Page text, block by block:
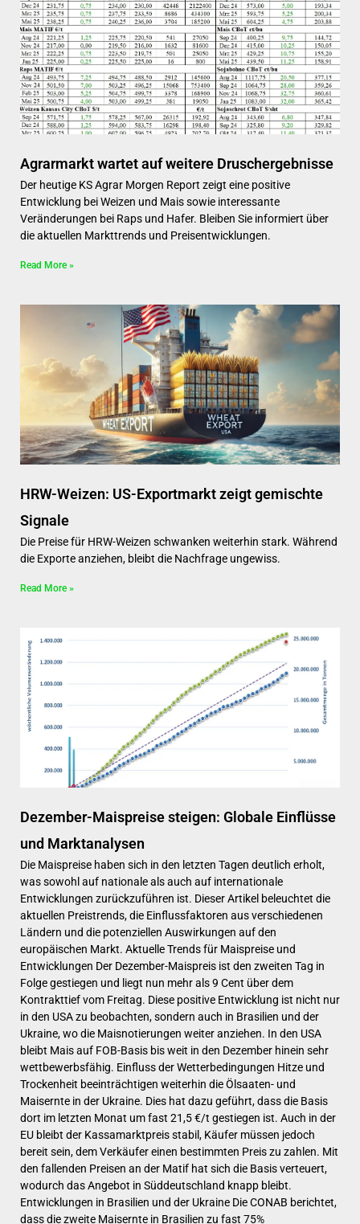
Agrarmarkt wartet auf weitere Druschergebnisse
Der heutige KS Agrar Morgen Report zeigt eine positive
Entwicklung bei Weizen und Mais sowie interessante
Veränderungen bei Raps und Hafer. Bleiben Sie informiert über
die aktuellen Markttrends und Preisentwicklungen.
Read More »
HRW-Weizen: US-Exportmarkt zeigt gemischte
Signale
Die Preise für HRW-Weizen schwanken weiterhin stark. Während
die Exporte anziehen, bleibt die Nachfrage ungewiss.
Read More »
Dezember-Maispreise steigen: Globale Einflüsse
und Marktanalysen
Die Maispreise haben sich in den letzten Tagen deutlich erholt,
was sowohl auf nationale als auch auf internationale
Entwicklungen zurückzuführen ist. Dieser Artikel beleuchtet die
aktuellen Preistrends, die Einflussfaktoren aus verschiedenen
Ländern und die potenziellen Auswirkungen auf den
europäischen Markt. Aktuelle Trends für Maispreise und
Entwicklungen Der Dezember-Maispreis ist den zweiten Tag in
Folge gestiegen und liegt nun mehr als 9 Cent über dem
Kontrakttief vom Freitag. Diese positive Entwicklung ist nicht nur
in den USA zu beobachten, sondern auch in Brasilien und der
Ukraine, wo die Maisnotierungen weiter anziehen. In den USA
bleibt Mais auf FOB-Basis bis weit in den Dezember hinein sehr
wettbewerbsfähig. Einfluss der Wetterbedingungen Hitze und
Trockenheit beeinträchtigen weiterhin die Ölsaaten- und
Maisernte in der Ukraine. Dies hat dazu geführt, dass die Basis
dort im letzten Monat um fast 21,5 €/t gestiegen ist. Auch in der
EU bleibt der Kassamarktpreis stabil, Käufer müssen jedoch
bereit sein, dem Verkäufer einen bestimmten Preis zu zahlen. Mit
den fallenden Preisen an der Matif hat sich die Basis verteuert,
wodurch das Angebot in Süddeutschland knapp bleibt.
Entwicklungen in Brasilien und der Ukraine Die CONAB berichtet,
dass die zweite Maisernte in Brasilien zu fast 75%